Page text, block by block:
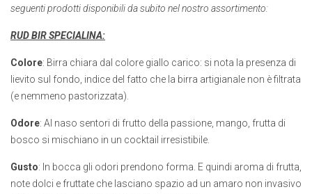
seguenti prodotti disponibili da subito nel nostro assortimento:
RUD BIR SPECIALINA:
Colore: Birra chiara dal colore giallo carico: si nota la presenza di
lievito sul fondo, indice del fatto che la birra artigianale non è filtrata
(e nemmeno pastorizzata).
Odore: Al naso sentori di frutto della passione, mango, frutta di
bosco si mischiano in un cocktail irresistibile.
Gusto: In bocca gli odori prendono forma. E quindi aroma di frutta,
note dolci e fruttate che lasciano spazio ad un amaro non invasivo